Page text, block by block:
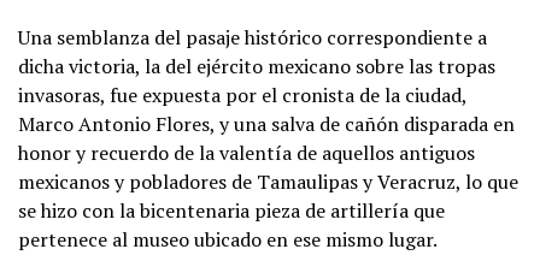
Una semblanza del pasaje histórico correspondiente a
dicha victoria, la del ejército mexicano sobre las tropas
invasoras, fue expuesta por el cronista de la ciudad,
Marco Antonio Flores, y una salva de cañón disparada en
honor y recuerdo de la valentía de aquellos antiguos
mexicanos y pobladores de Tamaulipas y Veracruz, lo que
se hizo con la bicentenaria pieza de artillería que
pertenece al museo ubicado en ese mismo lugar.